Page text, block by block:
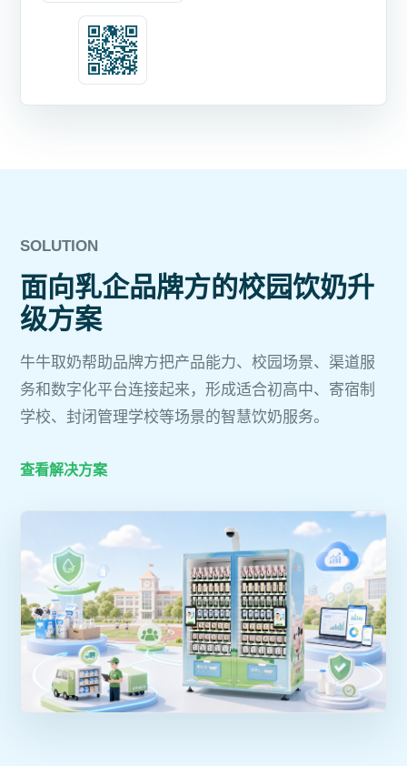
SOLUTION
面向乳企品牌方的校园饮奶升
级方案
牛牛取奶帮助品牌方把产品能力、校园场景、渠道服
务和数字化平台连接起来，形成适合初高中、寄宿制
学校、封闭管理学校等场景的智慧饮奶服务。
查看解决方案